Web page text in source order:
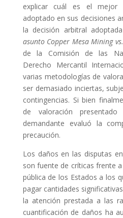
explicar cuál es el mejor
adoptado en sus decisiones
la decisión arbitral
asunto Copper Mesa Mining
de la Comisión de las
Derecho Mercantil
varias metodologías de
ser demasiado inciertas,
contingencias. Si bien
de valoración
demandante evaluó la
precaución.
Los daños en las disputas
son fuente de críticas frente
pública de los Estados a los
pagar cantidades
la atención prestada a las
cuantificación de daños ha